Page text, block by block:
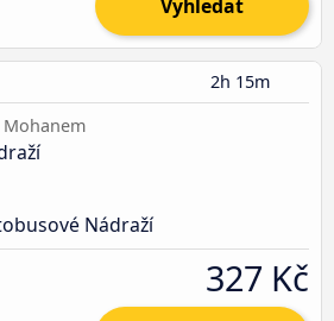
Vyhledat
2h 15m
Nádraží
327 Kč